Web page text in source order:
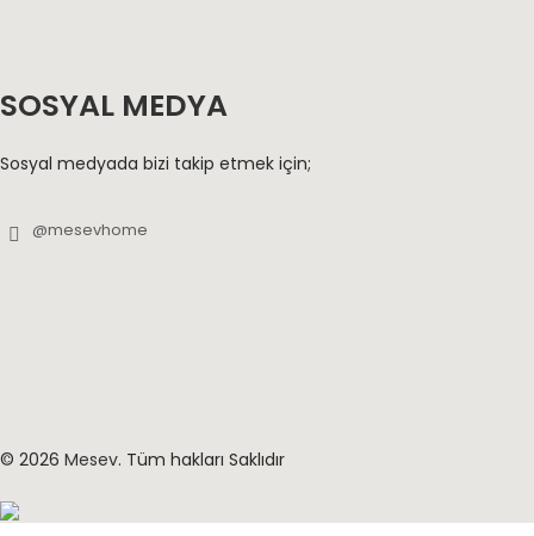
SOSYAL MEDYA
Sosyal medyada bizi takip etmek için;
© 2026 Mesev. Tüm hakları Saklıdır